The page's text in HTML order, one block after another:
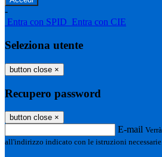
-
Entra con SPID Entra con CIE
Seleziona utente
button close ×
Recupero password
button close ×
E-mail
all'indirizzo indicato con le istruzioni